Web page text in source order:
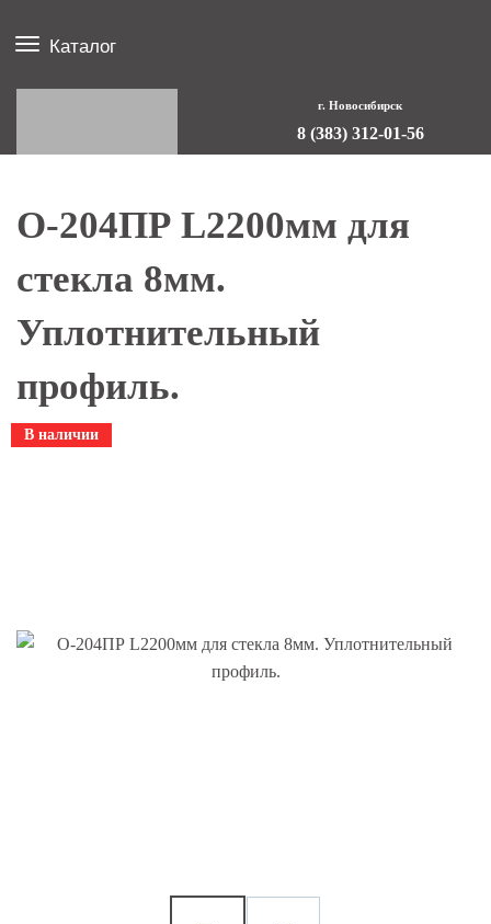
Каталог
г. Новосибирск
8 (383) 312-01-56
О-204ПР L2200мм для
стекла 8мм.
Уплотнительный
профиль.
В наличии